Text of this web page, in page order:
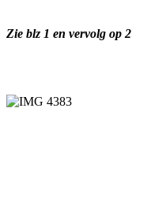
Zie blz 1 en vervolg op 2